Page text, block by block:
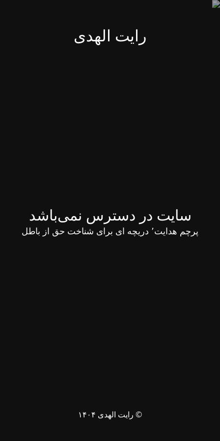
رایت الهدی
سایت در دسترس نمی‌باشد
پرچم هدایت٬ دریچه ای برای شناخت حق از باطل
© رایت الهدی ۱۴۰۴